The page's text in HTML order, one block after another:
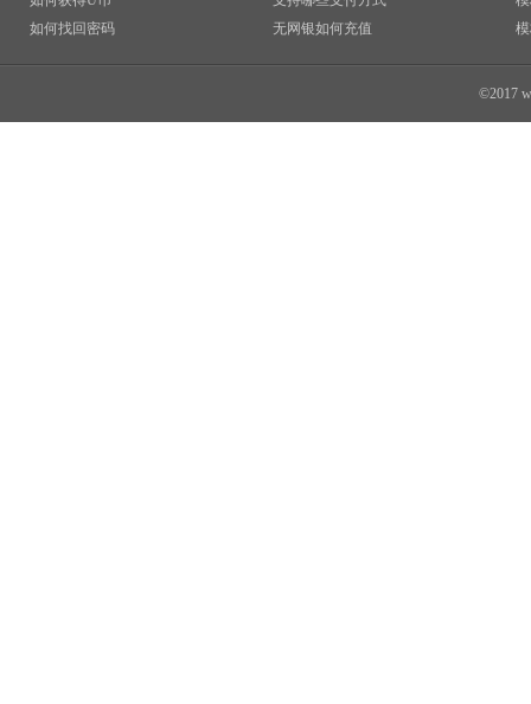
如何找回密码
无网银如何充值
©2017